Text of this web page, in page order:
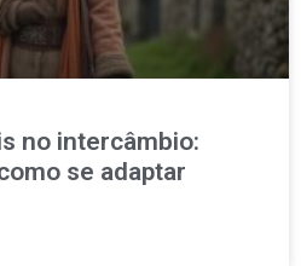
no intercâmbio:
se adaptar